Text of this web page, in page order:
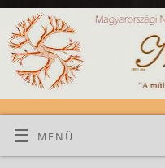
MENÜ